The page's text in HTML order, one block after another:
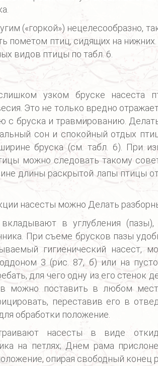
(«горкой») нецелесообразно,
пометом птиц, сидящих на
видов птицы по табл. 6.
узком бруске насеста
Это не только вредно
с бруска и травмированию.
сон и спокойный отдых
бруска (см. табл. 6). При
можно следовать такому
длины раскрытой лапы птицы
насесты можно Делать
в углубления
При съеме брусков пазы
гигиенический насест,
3 (рис. 87, б) или на
для чего одну из его стенок
можно поставить в любом
переставив его в
обработки положение.
насесты в виде
на петлях; Днем рама
опирая свободный конец